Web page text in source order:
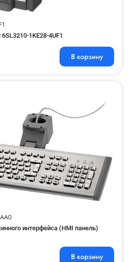
1KE28-4UF1
В корзину
интерфейса (HMI панель)
В корзину